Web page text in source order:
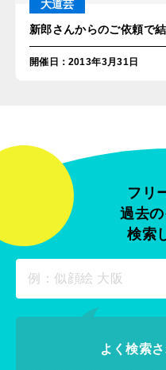
大道芸
新郎さんからのご依頼で
開催日 ：2013年3月31日
フリ
過去
検索
よく検索